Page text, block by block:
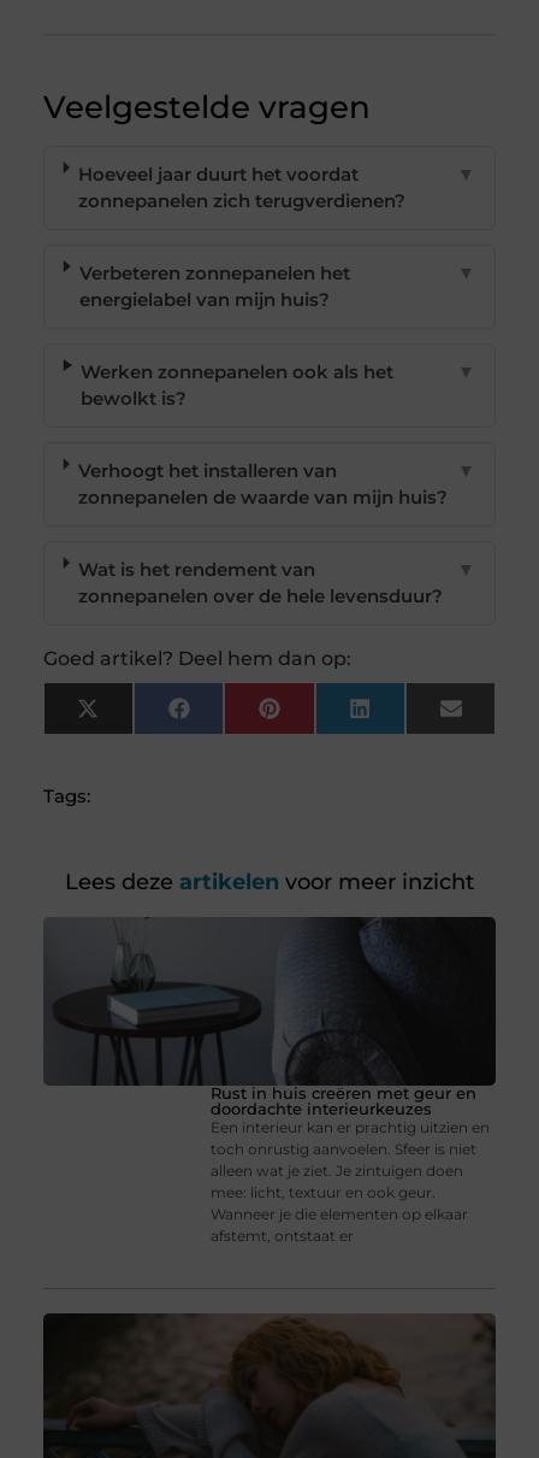
Veelgestelde vragen
Hoeveel jaar duurt het voordat
zonnepanelen zich terugverdienen?
▼
Verbeteren zonnepanelen het
energielabel van mijn huis?
▼
Werken zonnepanelen ook als het
bewolkt is?
▼
Verhoogt het installeren van
zonnepanelen de waarde van mijn huis?
▼
Wat is het rendement van
zonnepanelen over de hele levensduur?
▼
Goed artikel? Deel hem dan op:
X
(Twitter)
FacebookPinterest LinkedIn Email
Tags:
Lees deze artikelen voor meer inzicht
Rust in huis creëren met geur en
doordachte interieurkeuzes
Een interieur kan er prachtig uitzien en
toch onrustig aanvoelen. Sfeer is niet
alleen wat je ziet. Je zintuigen doen
mee: licht, textuur en ook geur.
Wanneer je die elementen op elkaar
afstemt, ontstaat er